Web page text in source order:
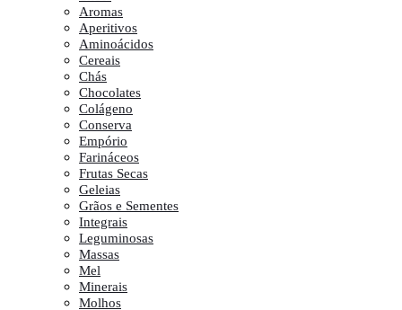
Aromas
Aperitivos
Aminoácidos
Cereais
Chás
Chocolates
Colágeno
Conserva
Empório
Farináceos
Frutas Secas
Geleias
Grãos e Sementes
Integrais
Leguminosas
Massas
Mel
Minerais
Molhos